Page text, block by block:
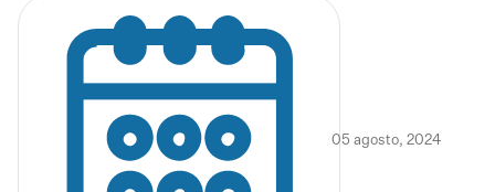
05 agosto, 2024